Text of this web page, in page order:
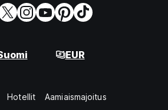
EUR
Hotellit Aamiaismajoitus